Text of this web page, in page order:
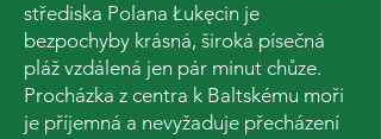
střediska Polana Łukęcin je
bezpochyby krásná, široká písečná
pláž vzdálená jen pár minut chůze.
Procházka z centra k Baltskému moři
je příjemná a nevyžaduje přecházení